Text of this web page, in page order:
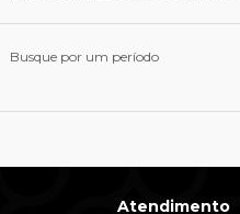
Busque por um período
Atendimento